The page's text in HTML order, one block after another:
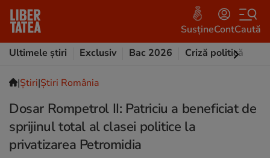
SusțineContCaută
Ultimele știri
Exclusiv Bac 2026 Criză politică
|Ştiri|Știri România
Dosar Rompetrol II: Patriciu a beneficiat de
sprijinul total al clasei politice la
privatizarea Petromidia